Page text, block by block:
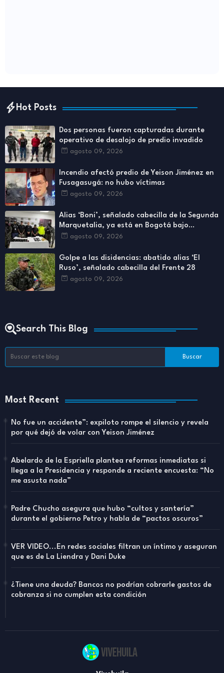
Hot Posts
Dos personas fueron capturadas durante
operativo de desalojo de predio invadido
agosto 09, 2026
Incendio afectó predio de Yeison Jiménez en
Fusagasugá: no hubo víctimas
agosto 09, 2026
Alias ‘Boni’, señalado cabecilla de la Segunda
Marquetalia, ya está en Bogotá bajo
custodia militar
agosto 09, 2026
Golpe a las disidencias: abatido alias ‘El
Ruso’, señalado cabecilla del Frente 28
agosto 09, 2026
Search This Blog
Most Recent
No fue un accidente”: expiloto rompe el silencio y revela
por qué dejó de volar con Yeison Jiménez
Abelardo de la Espriella plantea reformas inmediatas si
llega a la Presidencia y responde a reciente encuesta: “No
me asusta nada”
Padre Chucho asegura que hubo “cultos y santería”
durante el gobierno Petro y habla de “pactos oscuros”
VER VIDEO...En redes sociales filtran un íntimo y aseguran
que es de La Liendra y Dani Duke
¿Tiene una deuda? Bancos no podrían cobrarle gastos de
cobranza si no cumplen esta condición